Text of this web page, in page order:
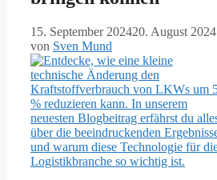
15. September 202420. August 2024
von Sven Mund